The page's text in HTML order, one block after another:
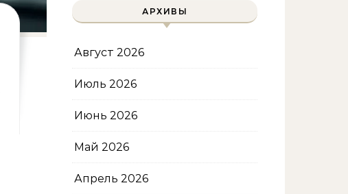
АРХИВЫ
Август 2026
Июль 2026
Июнь 2026
Май 2026
Апрель 2026